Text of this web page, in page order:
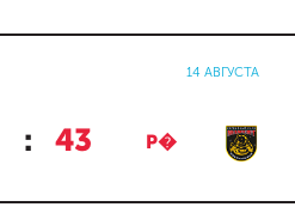
14 АВГУСТА
: 43 Р�